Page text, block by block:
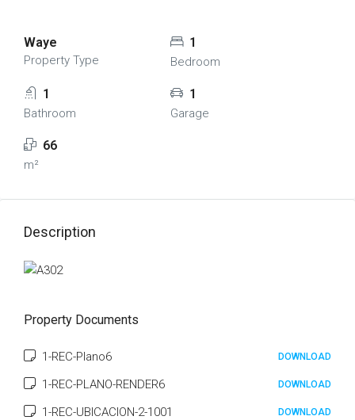
Waye
Property Type
1
Bedroom
1
Bathroom
1
Garage
66
m²
Description
Property Documents
1-REC-Plano6 DOWNLOAD
1-REC-PLANO-RENDER6 DOWNLOAD
1-REC-UBICACION-2-1001 DOWNLOAD